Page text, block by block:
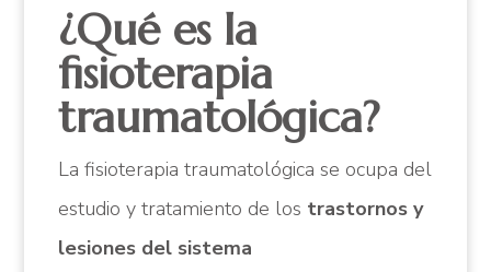
¿Qué es la
fisioterapia
traumatológica?
La fisioterapia traumatológica se ocupa del
estudio y tratamiento de los trastornos y
lesiones del sistema